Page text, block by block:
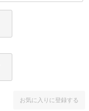
お気に入りに登録する